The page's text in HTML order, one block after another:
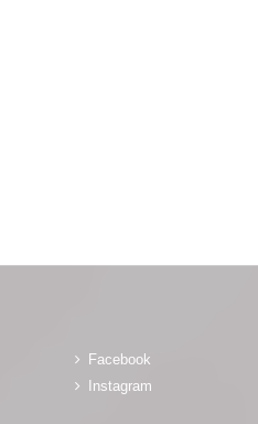
Facebook
Instagram